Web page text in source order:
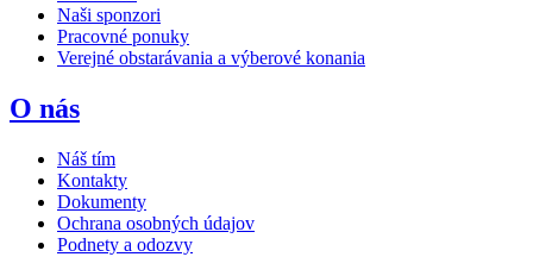
Naši sponzori
Pracovné ponuky
Verejné obstarávania a výberové konania
O nás
Náš tím
Kontakty
Dokumenty
Ochrana osobných údajov
Podnety a odozvy